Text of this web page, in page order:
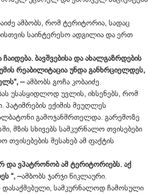
ამბობს, რომ ტერიტორია, სადაც
საინტერესო ადგილია და ერთ
ბავშვებისა და ახალგაზრდების
რეაბილიტაცია უნდა განხრციელდეს,
–ამბობს გოჩა კობაიძე.
უსასყიდლოდ უვლის, იხსენებს, რომ
ექიმის მეუღლეს
გამოჯანმრთელდა. გარემოზე
მზის სხივებს სამკურნალო თვისებები
თვისებების შესახებ ამ ფაქტის
და ვპატრონობ ამ ტერიტორიებს. აქ
“, –ამბობს ჯარჯი წიკლაური.
სამკურნალოდ ჩამოსული